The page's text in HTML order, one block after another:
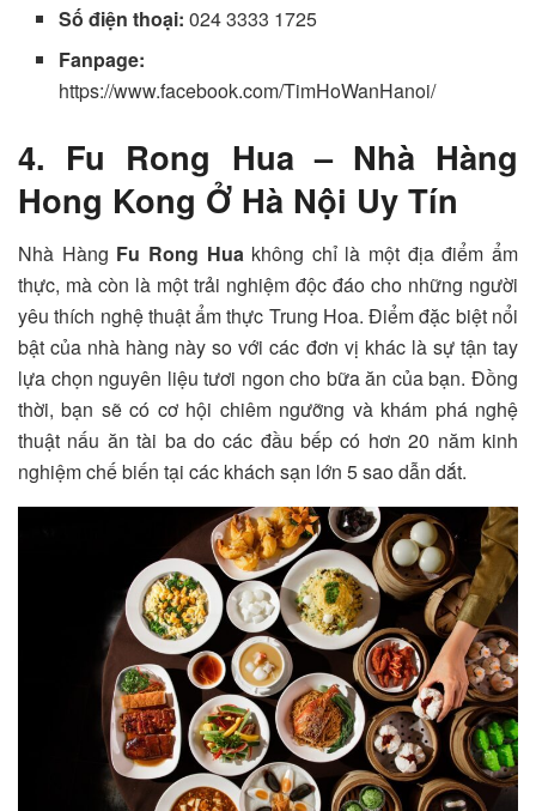
Số điện thoại:024 3333 1725
Fanpage:
https://www.facebook.com/TimHoWanHanoi/
4. Fu Rong Hua – Nhà Hàng
Hong Kong Ở Hà Nội Uy Tín
Nhà Hàng Fu Rong Hua không chỉ là một địa điểm ẩm
thực, mà còn là một trải nghiệm độc đáo cho những người
yêu thích nghệ thuật ẩm thực Trung Hoa. Điểm đặc biệt nổi
bật của nhà hàng này so với các đơn vị khác là sự tận tay
lựa chọn nguyên liệu tươi ngon cho bữa ăn của bạn. Đồng
thời, bạn sẽ có cơ hội chiêm ngưỡng và khám phá nghệ
thuật nấu ăn tài ba do các đầu bếp có hơn 20 năm kinh
nghiệm chế biến tại các khách sạn lớn 5 sao dẫn dắt.